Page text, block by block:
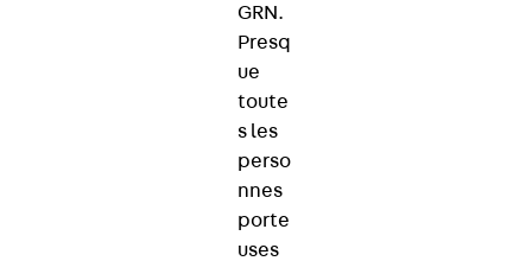
GRN.
Presq
ue
toute
s les
perso
nnes
porte
uses